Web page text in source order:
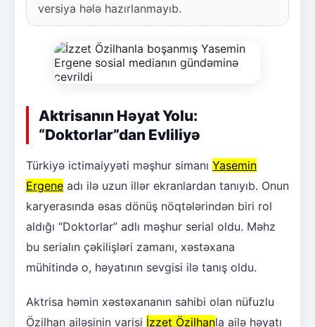
versiya hələ hazırlanmayıb.
Aktrisanın Həyat Yolu:
“Doktorlar”dan Evliliyə
Türkiyə ictimaiyyəti məşhur simanı Yasemin
Ergene adı ilə uzun illər ekranlardan tanıyıb. Onun
karyerasında əsas dönüş nöqtələrindən biri rol
aldığı “Doktorlar” adlı məşhur serial oldu. Məhz
bu serialın çəkilişləri zamanı, xəstəxana
mühitində o, həyatının sevgisi ilə tanış oldu.
Aktrisa həmin xəstəxananın sahibi olan nüfuzlu
Özilhan ailəsinin varisi İzzet Özilhanla ailə həyatı